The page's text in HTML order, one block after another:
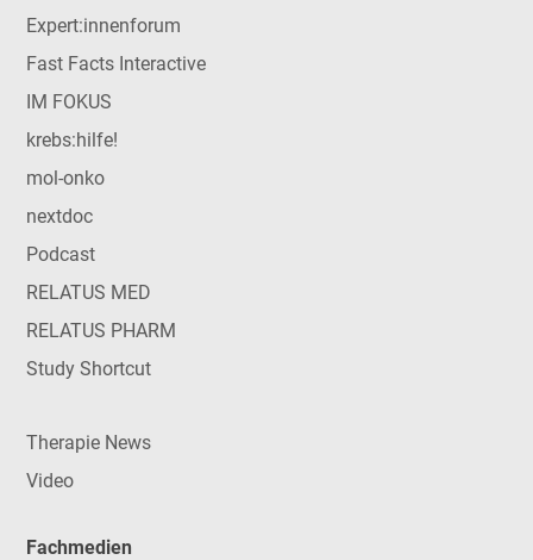
Expert:innenforum
Fast Facts Interactive
IM FOKUS
krebs:hilfe!
mol-onko
nextdoc
Podcast
RELATUS MED
RELATUS PHARM
Study Shortcut
Therapie News
Video
Fachmedien